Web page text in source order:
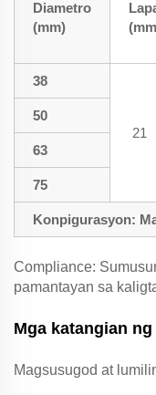
Diametro
(mm)
38
21
50
63
75
Konpigurasyon:
Compliance:
pamantayan sa
Mga katangian
Magsusugod at